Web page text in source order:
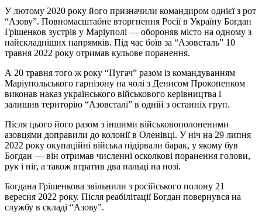
У лютому 2020 року його призначили командиром однієї з рот
“Азову”. Повномасштабне вторгнення Росії в Україну Богдан
Грішенков зустрів у Маріуполі — обороняв місто на одному з
найскладніших напрямків. Під час боїв за “Азовсталь” 10
травня 2022 року отримав кульове поранення.
А 20 травня того ж року “Пугач” разом із командуванням
Маріупольського гарнізону на чолі з Денисом Прокопенком
виконав наказ українського військового керівництва і
залишив територію “Азовсталі” в одній з останніх груп.
Після цього його разом з іншими військовополоненими
азовцями доправили до колонії в Оленівці. У ніч на 29 липня
2022 року окупаційні війська підірвали барак, у якому був
Богдан — він отримав численні осколкові поранення голови,
рук і ніг, а також втратив два пальці на нозі.
Богдана Грішенкова звільнили з російського полону 21
вересня 2022 року. Після реабілітації Богдан повернувся на
службу в складі “Азову”.